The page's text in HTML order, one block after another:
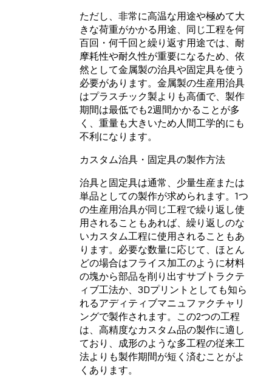
ただし、非常に高温な用途や極めて大
きな荷重がかかる用途、同じ工程を何
百回・何千回と繰り返す用途では、耐
摩耗性や耐久性が重要になるため、依
然として金属製の治具や固定具を使う
必要があります。金属製の生産用治具
はプラスチック製よりも高価で、製作
期間は最低でも2週間かかることが多
く、重量も大きいため人間工学的にも
不利になります。
カスタム治具・固定具の製作方法
治具と固定具は通常、少量生産または
単品としての製作が求められます。1つ
の生産用治具が同じ工程で繰り返し使
用されることもあれば、繰り返しのな
いカスタム工程に使用されることもあ
ります。必要な数量に応じて、ほとん
どの場合はフライス加工のように材料
の塊から部品を削り出すサブトラクテ
ィブ工法か、3Dプリントとしても知ら
れるアディティブマニュファクチャリ
ングで製作されます。この2つの工程
は、高精度なカスタム品の製作に適し
ており、成形のような多工程の従来工
法よりも製作期間が短く済むことがよ
くあります。